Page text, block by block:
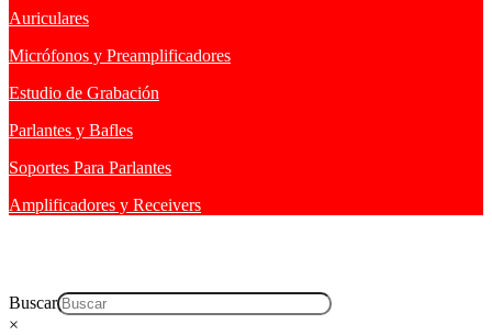
Auriculares
Micrófonos y Preamplificadores
Estudio de Grabación
Parlantes y Bafles
Soportes Para Parlantes
Amplificadores y Receivers
Buscar
×